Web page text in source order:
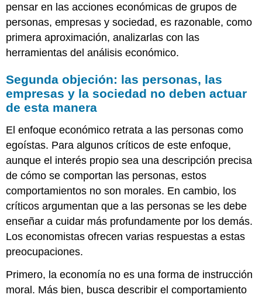
pensar en las acciones económicas de grupos de
personas, empresas y sociedad, es razonable, como
primera aproximación, analizarlas con las
herramientas del análisis económico.
Segunda objeción: las personas, las
empresas y la sociedad no deben actuar
de esta manera
El enfoque económico retrata a las personas como
egoístas. Para algunos críticos de este enfoque,
aunque el interés propio sea una descripción precisa
de cómo se comportan las personas, estos
comportamientos no son morales. En cambio, los
críticos argumentan que a las personas se les debe
enseñar a cuidar más profundamente por los demás.
Los economistas ofrecen varias respuestas a estas
preocupaciones.
Primero, la economía no es una forma de instrucción
moral. Más bien, busca describir el comportamiento